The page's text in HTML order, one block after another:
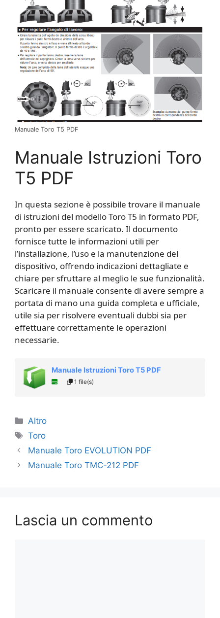
Manuale Toro T5 PDF
Manuale Istruzioni Toro
T5 PDF
In questa sezione è possibile trovare il manuale
di istruzioni del modello Toro T5 in formato PDF,
pronto per essere scaricato. Il documento
fornisce tutte le informazioni utili per
l’installazione, l’uso e la manutenzione del
dispositivo, offrendo indicazioni dettagliate e
chiare per sfruttare al meglio le sue funzionalità.
Scaricare il manuale consente di avere sempre a
portata di mano una guida completa e ufficiale,
utile sia per risolvere eventuali dubbi sia per
effettuare correttamente le operazioni
necessarie.
Manuale Istruzioni Toro T5 PDF
1 file(s)
Categorie
Altro
Tag
Toro
Manuale Toro EVOLUTION PDF
Manuale Toro TMC-212 PDF
Lascia un commento